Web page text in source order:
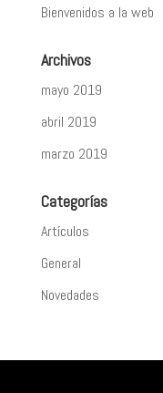
Bienvenidos a la web
Archivos
mayo 2019
abril 2019
marzo 2019
Categorías
Artículos
General
Novedades